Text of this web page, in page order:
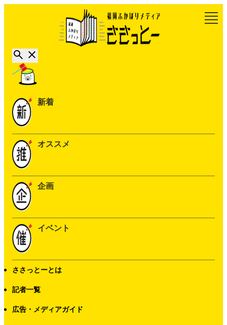
新着
オススメ
企画
イベント
ささっとーとは
記者一覧
広告・メディアガイド